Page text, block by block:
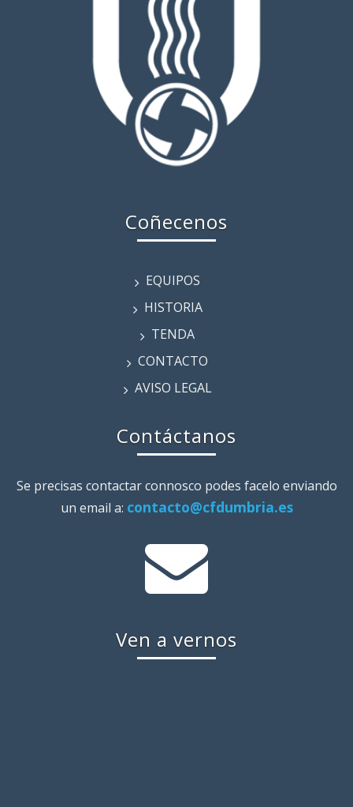
Coñecenos
EQUIPOS
HISTORIA
TENDA
CONTACTO
AVISO LEGAL
Contáctanos
Se precisas contactar connosco podes facelo enviando
un email a: contacto@cfdumbria.es
Ven a vernos